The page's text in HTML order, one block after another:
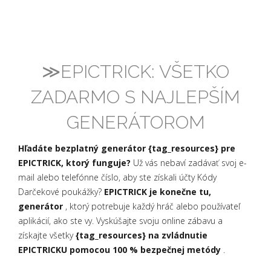
≫EPICTRICK: VŠETKO
ZADARMO S NAJLEPŠÍM
GENERÁTOROM
Hľadáte bezplatný generátor {tag_resources} pre
EPICTRICK, ktorý funguje? Už vás nebaví zadávať svoj e-
mail alebo telefónne číslo, aby ste získali účty Kódy
Darčekové poukážky? EPICTRICK je konečne tu,
generátor , ktorý potrebuje každý hráč alebo používateľ
aplikácií, ako ste vy. Vyskúšajte svoju online zábavu a
získajte všetky{tag_resources} na zvládnutie
EPICTRICKU pomocou 100 % bezpečnej metódy .